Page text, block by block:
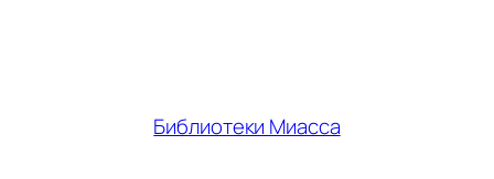
Библиотеки Миасса